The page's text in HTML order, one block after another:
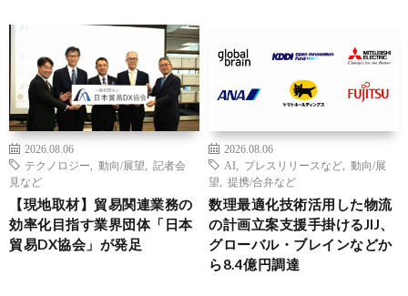
2026.08.06
テクノロジー
動向/展望
記者会
見など
【現地取材】貿易関連業務の
効率化目指す業界団体「日本
貿易DX協会」が発足
2026.08.06
AI
プレスリリースなど
動向/展
望
提携/合弁など
数理最適化技術活用した物流
の計画立案支援手掛けるJIJ、
グローバル・ブレインなどか
ら8.4億円調達